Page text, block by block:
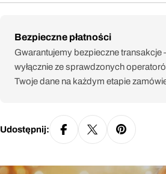
Bezpieczne płatności
Metody
płatności
Gwarantujemy bezpieczne transakcje
wyłącznie ze sprawdzonych
Twoje dane na każdym etapie
Udostępnij: